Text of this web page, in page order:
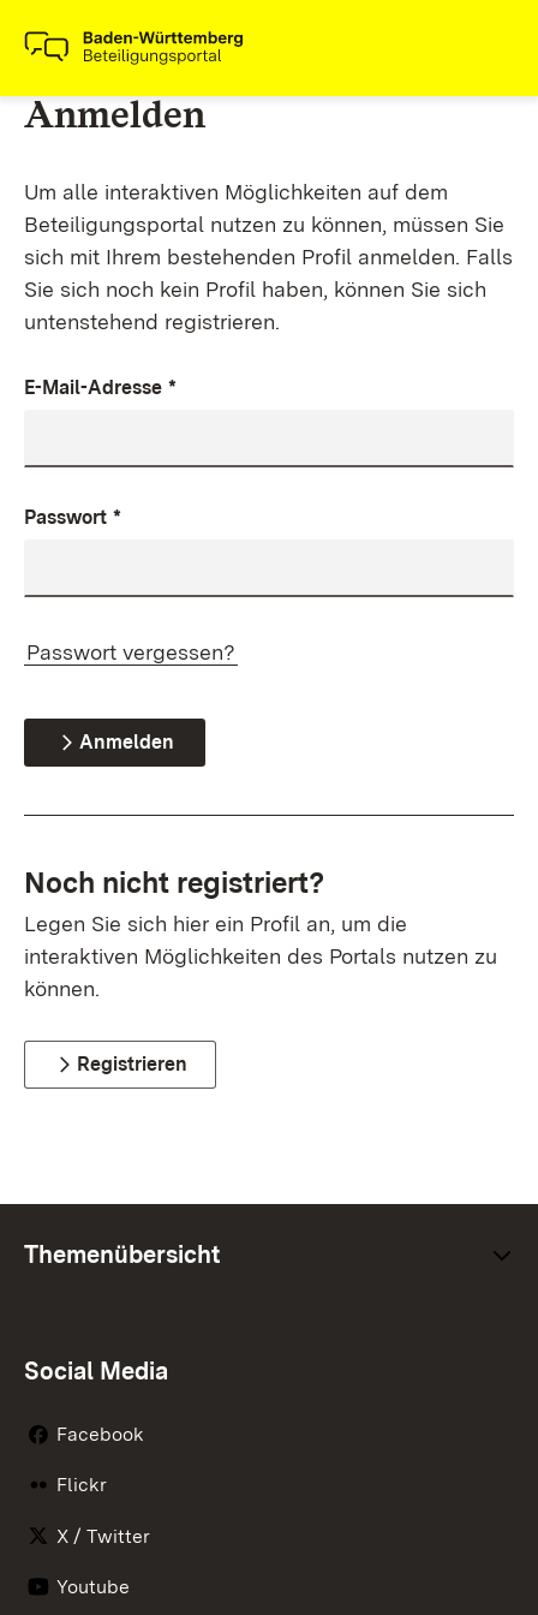
Anmelden
Um alle interaktiven Möglichkeiten auf dem
Beteiligungsportal nutzen zu können, müssen Sie
sich mit Ihrem bestehenden Profil anmelden. Falls
Sie sich noch kein Profil haben, können Sie sich
untenstehend registrieren.
E-Mail-Adresse *
Passwort *
Passwort vergessen?
Anmelden
Noch nicht registriert?
Legen Sie sich hier ein Profil an, um die
interaktiven Möglichkeiten des Portals nutzen zu
können.
Registrieren
Themenübersicht
Social Media
Facebook
Flickr
X / Twitter
Youtube